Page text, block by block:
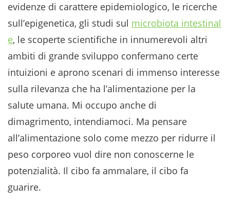
evidenze di carattere epidemiologico, le ricerche
sull’epigenetica, gli studi sul microbiota intestinal
e, le scoperte scientifiche in innumerevoli altri
ambiti di grande sviluppo confermano certe
intuizioni e aprono scenari di immenso interesse
sulla rilevanza che ha l’alimentazione per la
salute umana. Mi occupo anche di
dimagrimento, intendiamoci. Ma pensare
all’alimentazione solo come mezzo per ridurre il
peso corporeo vuol dire non conoscerne le
potenzialità. Il cibo fa ammalare, il cibo fa
guarire.